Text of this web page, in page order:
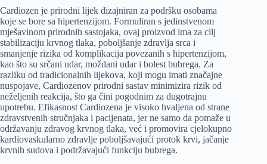
Cardiozen je prirodni lijek dizajniran za podršku osobama
koje se bore sa hipertenzijom. Formuliran s jedinstvenom
mješavinom prirodnih sastojaka, ovaj proizvod ima za cilj
stabilizaciju krvnog tlaka, poboljšanje zdravlja srca i
smanjenje rizika od komplikacija povezanih s hipertenzijom,
kao što su srčani udar, moždani udar i bolest bubrega. Za
razliku od tradicionalnih lijekova, koji mogu imati značajne
nuspojave, Cardiozenov prirodni sastav minimizira rizik od
neželjenih reakcija, što ga čini pogodnim za dugotrajnu
upotrebu. Efikasnost Cardiozena je visoko hvaljena od strane
zdravstvenih stručnjaka i pacijenata, jer ne samo da pomaže u
održavanju zdravog krvnog tlaka, već i promovira cjelokupno
kardiovaskularno zdravlje poboljšavajući protok krvi, jačanje
krvnih sudova i podržavajući funkciju bubrega.